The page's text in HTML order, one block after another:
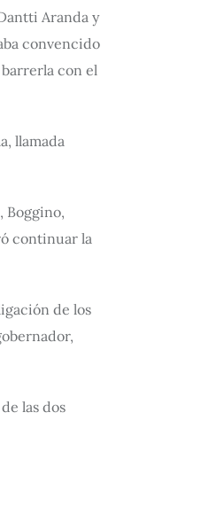
Aranda y
convencido
con el
llamada
Boggino,
continuar la
de los
las dos